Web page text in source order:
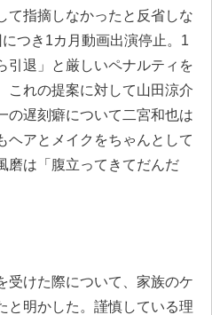
て指摘しなかったと反省しな
つき1カ月動画出演停止。1
引退」と厳しいペナルティを
これの提案に対して山田涼介
の遅刻癖について二宮和也は
ヘアとメイクをちゃんとして
磨は「腹立ってきてだんだ
受けた際について、家族のケ
と明かした。謹慎している理